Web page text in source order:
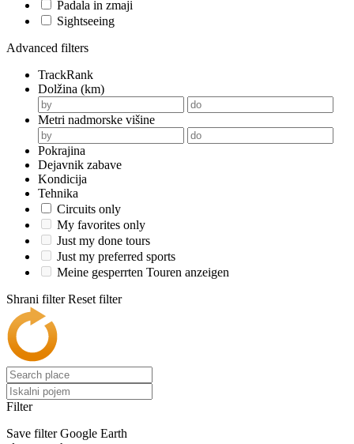
Padala in zmaji
Sightseeing
Advanced filters
TrackRank
Dolžina (km)
Metri nadmorske višine
Pokrajina
Dejavnik zabave
Kondicija
Tehnika
Circuits only
My favorites only
Just my done tours
Just my preferred sports
Meine gesperrten Touren anzeigen
Shrani filter Reset filter
Filter
Save filter Google Earth